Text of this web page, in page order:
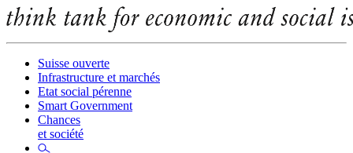
Suisse ouverte
Infrastructure et marchés
Etat social pérenne
Smart Government
Chances
et société